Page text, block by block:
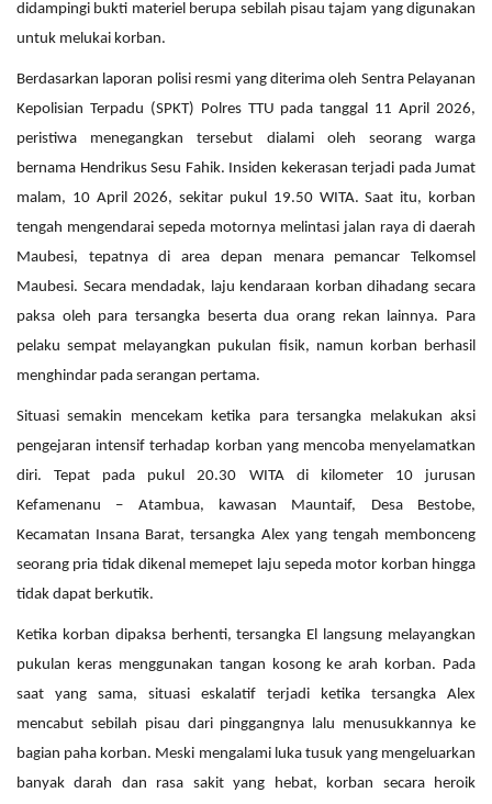
didampingi bukti materiel berupa sebilah pisau tajam yang digunakan
untuk melukai korban.
Berdasarkan laporan polisi resmi yang diterima oleh Sentra Pelayanan
Kepolisian Terpadu (SPKT) Polres TTU pada tanggal 11 April 2026,
peristiwa menegangkan tersebut dialami oleh seorang warga
bernama Hendrikus Sesu Fahik. Insiden kekerasan terjadi pada Jumat
malam, 10 April 2026, sekitar pukul 19.50 WITA. Saat itu, korban
tengah mengendarai sepeda motornya melintasi jalan raya di daerah
Maubesi, tepatnya di area depan menara pemancar Telkomsel
Maubesi. Secara mendadak, laju kendaraan korban dihadang secara
paksa oleh para tersangka beserta dua orang rekan lainnya. Para
pelaku sempat melayangkan pukulan fisik, namun korban berhasil
menghindar pada serangan pertama.
Situasi semakin mencekam ketika para tersangka melakukan aksi
pengejaran intensif terhadap korban yang mencoba menyelamatkan
diri. Tepat pada pukul 20.30 WITA di kilometer 10 jurusan
Kefamenanu – Atambua, kawasan Mauntaif, Desa Bestobe,
Kecamatan Insana Barat, tersangka Alex yang tengah membonceng
seorang pria tidak dikenal memepet laju sepeda motor korban hingga
tidak dapat berkutik.
Ketika korban dipaksa berhenti, tersangka El langsung melayangkan
pukulan keras menggunakan tangan kosong ke arah korban. Pada
saat yang sama, situasi eskalatif terjadi ketika tersangka Alex
mencabut sebilah pisau dari pinggangnya lalu menusukkannya ke
bagian paha korban. Meski mengalami luka tusuk yang mengeluarkan
banyak darah dan rasa sakit yang hebat, korban secara heroik